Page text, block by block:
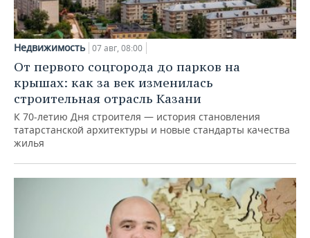
Недвижимость 07 авг, 08:00
От первого соцгорода до парков на
крышах: как за век изменилась
строительная отрасль Казани
К 70-летию Дня строителя — история становления
татарстанской архитектуры и новые стандарты качества
жилья